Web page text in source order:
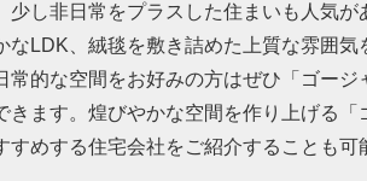
少し非日常をプラスした住まいも人気
なLDK、絨毯を敷き詰めた上質な雰囲
常的な空間をお好みの方はぜひ「ゴー
きます。煌びやかな空間を作り上げる
すめする住宅会社をご紹介することも可